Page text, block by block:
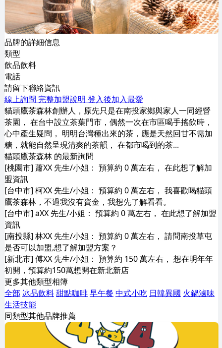
品牌的詳細信息
類型
飲品飲料
電話
請留下聯絡資訊
線上詢問 完整加盟說明 登入後加入最愛
貓頭鷹茶森林創辦人，原先只是在南投家鄉與家人一同經營
茶園， 在台中設立茶葉門市，偶然一次在市區喝手搖飲時，
心中產生疑問， 明明台灣種出來的茶，應是天然回甘不需加
糖，就能自然呈現清爽的茶韻， 在都市喝到的茶...
貓頭鷹茶森林 的最新詢問
[桃園市] 蕭XX 先生/小姐： 預算約 0 萬左右， 在此想了解加
盟資訊
[台中市] 柯XX 先生/小姐： 預算約 0 萬左右， 我喜歡喝貓頭
鷹茶森林，不過我沒有資金，我想先了解看看。
[台中市] aXX 先生/小姐： 預算約 0 萬左右， 在此想了解加盟
資訊
[南投縣] 林XX 先生/小姐： 預算約 0 萬左右， 請問南投草屯
是否可以加盟,想了解加盟方案？
[新北市] 傅XX 先生/小姐： 預算約 150 萬左右， 想在明年年
初開，預算約150萬想開在新北新店
更多其他類型相簿
全部 冰品飲料甜點咖啡早午餐 中式小吃 日韓異國 火鍋滷味
生活技能
同類型其他品牌推薦